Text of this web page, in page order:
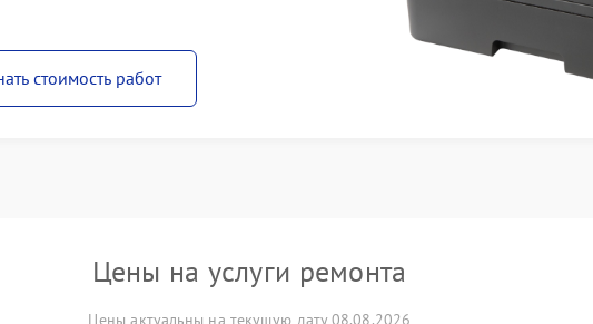
стоимость работ
Цены на услуги ремонта
Цены актуальны на текущую дату 08.08.2026